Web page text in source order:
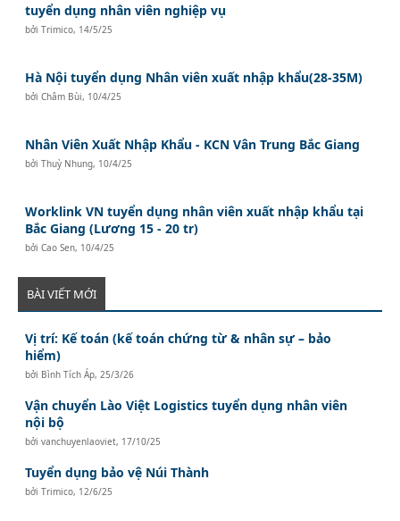
tuyển dụng nhân viên nghiệp vụ
bởiTrimico, 14/5/25
Hà Nội tuyển dụng Nhân viên xuất nhập khẩu(28-35M)
bởiChâm Bùi, 10/4/25
Nhân Viên Xuất Nhập Khẩu - KCN Vân Trung Bắc Giang
bởiThuỳ Nhung, 10/4/25
Worklink VN tuyển dụng nhân viên xuất nhập khẩu tại
Bắc Giang (Lương 15 - 20 tr)
bởiCao Sen, 10/4/25
BÀI VIẾT MỚI
Vị trí: Kế toán (kế toán chứng từ & nhân sự – bảo
hiểm)
bởi Bình Tích Áp, 25/3/26
Vận chuyển Lào Việt Logistics tuyển dụng nhân viên
nội bộ
bởivanchuyenlaoviet, 17/10/25
Tuyển dụng bảo vệ Núi Thành
bởiTrimico, 12/6/25